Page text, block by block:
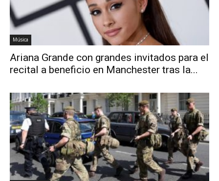
Música
Ariana Grande con grandes invitados para el
recital a beneficio en Manchester tras la...